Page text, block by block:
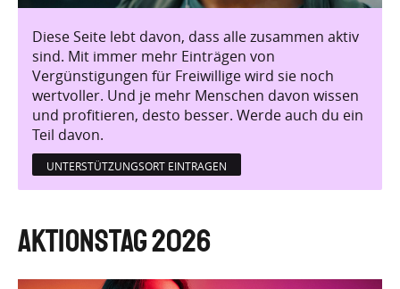
Diese Seite lebt davon, dass alle zusammen aktiv
sind. Mit immer mehr Einträgen von
Vergünstigungen für Freiwillige wird sie noch
wertvoller. Und je mehr Menschen davon wissen
und profitieren, desto besser. Werde auch du ein
Teil davon.
UNTERSTÜTZUNGSORT EINTRAGEN
Aktionstag 2026